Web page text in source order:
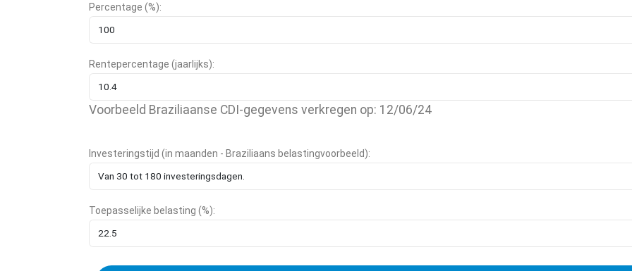
Percentage (%):
Rentepercentage (jaarlijks):
Voorbeeld Braziliaanse CDI-gegevens verkregen op: 12/06/24
Investeringstijd (in maanden - Braziliaans belastingvoorbeeld):
Toepasselijke belasting (%):